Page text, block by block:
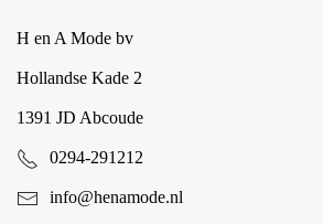
H en A Mode bv
Hollandse Kade 2
1391 JD Abcoude
0294-291212
info@henamode.nl